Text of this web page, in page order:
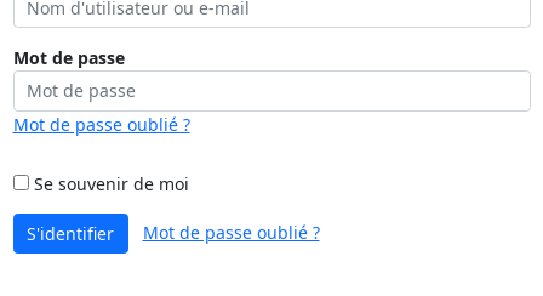
Mot de passe
Mot de passe oublié ?
Se souvenir de moi
S'identifier Mot de passe oublié ?